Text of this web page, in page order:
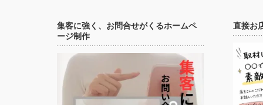
集客に強く、お問合せがくるホームペ
ージ制作
直接お